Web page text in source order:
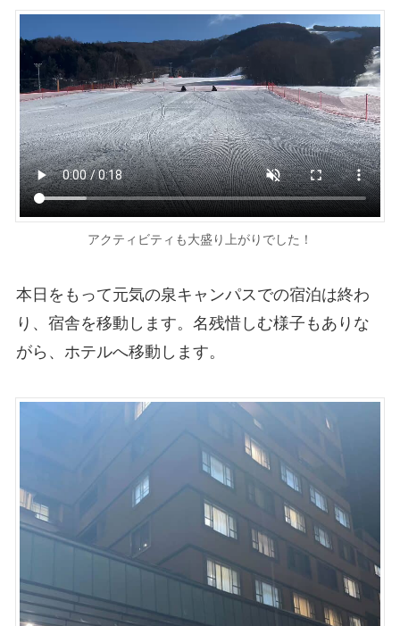
アクティビティも大盛り上がりでした！
本日をもって元気の泉キャンパスでの宿泊は終わ
り、宿舎を移動します。名残惜しむ様子もありな
がら、ホテルへ移動します。